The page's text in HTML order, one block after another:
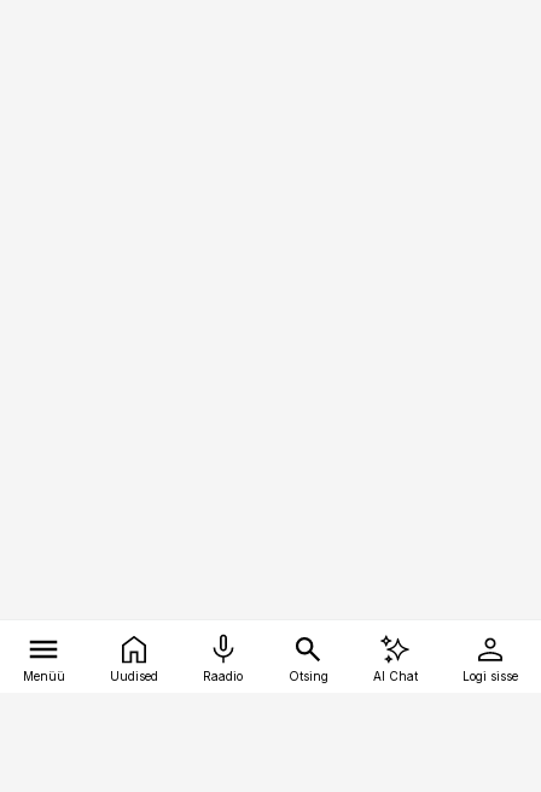
Menüü Uudised Raadio Otsing AI Chat Logi sisse